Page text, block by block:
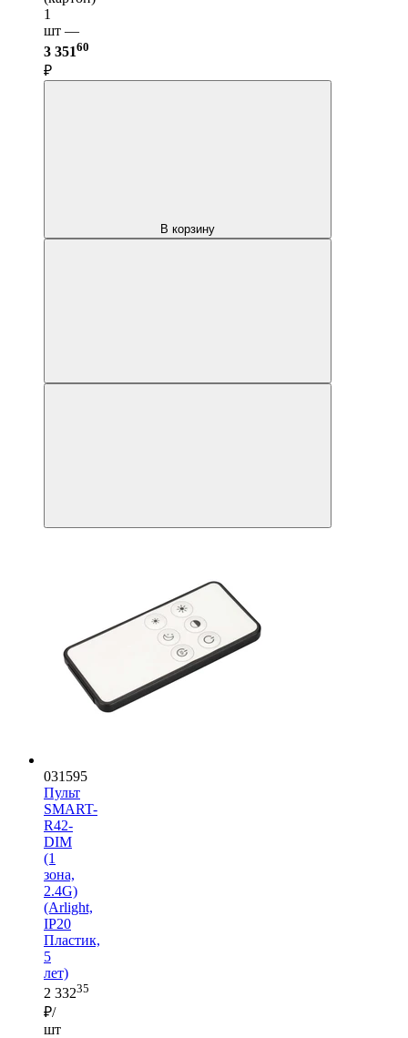
1
шт —
3 35160
₽
В корзину
031595
Пульт
SMART-
R42-
DIM
(1
зона,
2.4G)
(Arlight,
IP20
Пластик,
5
лет)
2 33235
₽/
шт